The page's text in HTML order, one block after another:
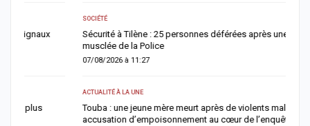
Sécurité à Tilène : 25 personnes déférées après une descente
musclée de la Police
07/08/2026 à 11:27
ACTUALITÉ À LA UNE
Touba : une jeune mère meurt après de violents malaises, une
accusation d’empoisonnement au cœur de l’enquête